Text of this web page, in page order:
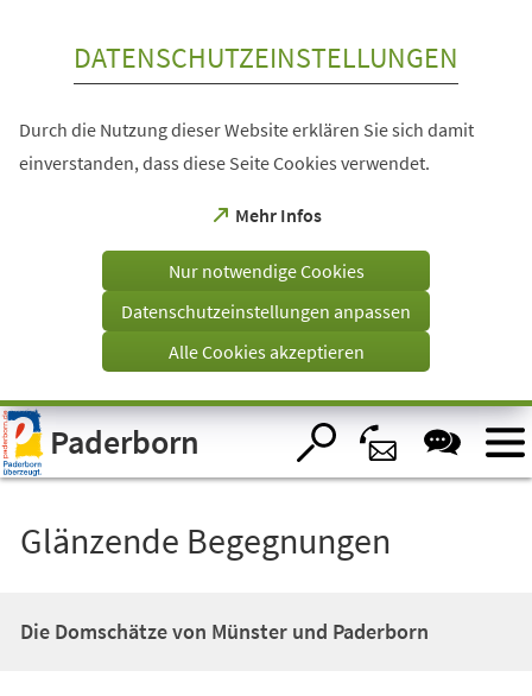
Visuelle
Assistenzsoftware
öffnen.
DATENSCHUTZEINSTELLUNGEN
Durch die Nutzung dieser Website erklären Sie sich damit
einverstanden, dass diese Seite Cookies verwendet.
Mehr Infos
(Öffnet
einem
Tab)
Nur notwendige Cookies
Datenschutzeinstellungen anpassen
Alle Cookies akzeptieren
Paderborn
Glänzende Begegnungen
Die Domschätze von Münster und Paderborn